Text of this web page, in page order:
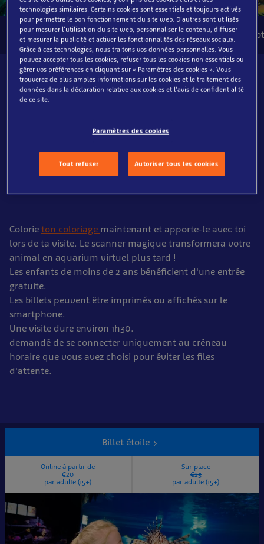
Biodiversité colorée Nourrissages
A quoi pouvez-vous vous
attendre ?
Rapprochez-vous plus qu'avant de manchots espiègles,
requins ! Assistez à des séances d'alimentation
quotidiennes sur les différents animaux et aquariums.
Colorie ton coloriage maintenant et apporte-le avec toi
lors de ta visite. Le scanner magique transformera votre
animal en aquarium virtuel plus tard !
Les enfants de moins de 2 ans bénéficient d'une entrée
gratuite.
Les billets peuvent être imprimés ou affichés sur le
smartphone.
Une visite dure environ 1h30.
demandé de se connecter uniquement au créneau
horaire que vous avez choisi pour éviter les files
d'attente.
Billets
billets
annuels
Billet étoile
Online à partir de
€20
par adulte (15+)
Sur place
€25
par adulte (15+)
technologies similaires. Certains cookies sont essentiels et toujours activés
pour permettre le bon fonctionnement du site web. D'autres sont utilisés
pour mesurer l'utilisation du site web, personnaliser le contenu, diffuser
et mesurer la publicité et activer les fonctionnalités des réseaux sociaux.
Grâce à ces technologies, nous traitons vos données personnelles. Vous
pouvez accepter tous les cookies, refuser tous les cookies non essentiels ou
gérer vos préférences en cliquant sur « Paramètres des cookies ». Vous
trouverez de plus amples informations sur les cookies et le traitement des
données dans la déclaration relative aux cookies et l'avis de confidentialité
de ce site.
Paramètres des cookies
Tout refuser Autoriser tous les cookies